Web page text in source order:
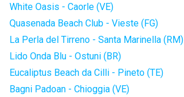
White Oasis - Caorle (VE)
Quasenada Beach Club - Vieste (FG)
La Perla del Tirreno - Santa Marinella (RM)
Lido Onda Blu - Ostuni (BR)
Eucaliptus Beach da Cilli - Pineto (TE)
Bagni Padoan - Chioggia (VE)